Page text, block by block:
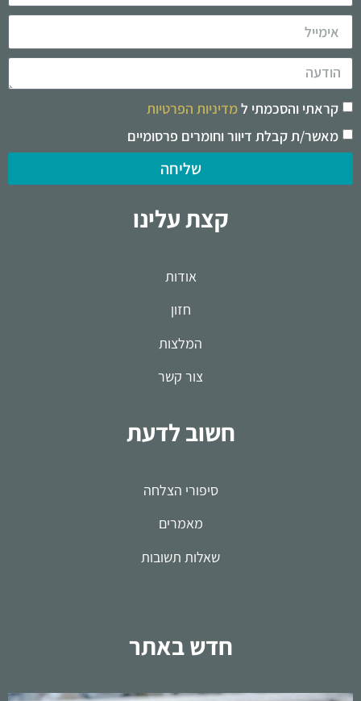
קראתי והסכמתי למדיניות הפרטיות
מאשר/ת קבלת דיוור וחומרים פרסומיים
שליחה
קצת עלינו
אודות
חזון
המלצות
צור קשר
חשוב לדעת
סיפורי הצלחה
מאמרים
שאלות תשובות
חדש באתר